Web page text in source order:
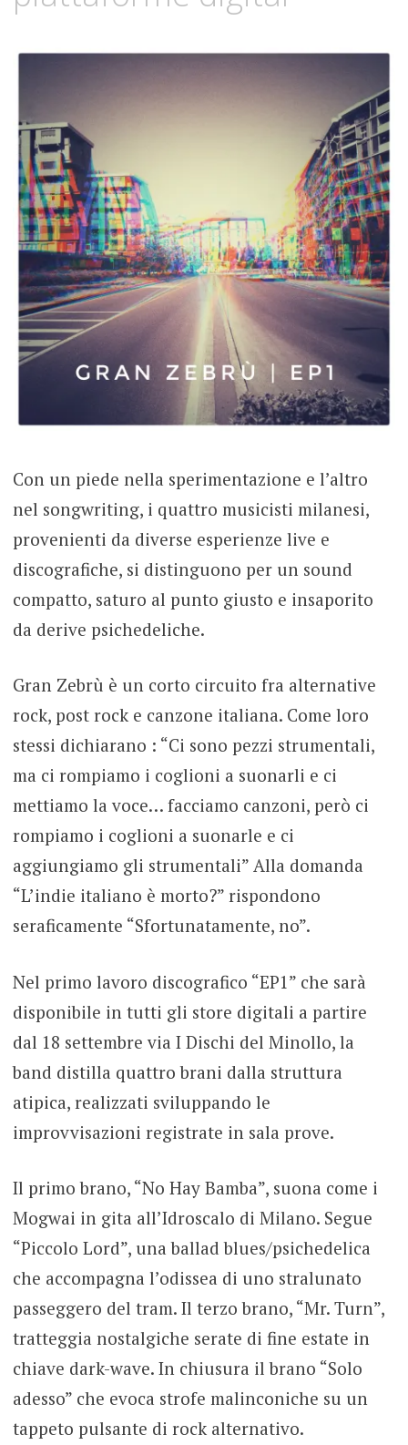
Con un piede nella sperimentazione e l’altro
nel songwriting, i quattro musicisti milanesi,
provenienti da diverse esperienze live e
discografiche, si distinguono per un sound
compatto, saturo al punto giusto e insaporito
da derive psichedeliche.
Gran Zebrù è un corto circuito fra alternative
rock, post rock e canzone italiana. Come loro
stessi dichiarano : “Ci sono pezzi strumentali,
ma ci rompiamo i coglioni a suonarli e ci
mettiamo la voce… facciamo canzoni, però ci
rompiamo i coglioni a suonarle e ci
aggiungiamo gli strumentali” Alla domanda
“L’indie italiano è morto?” rispondono
seraficamente “Sfortunatamente, no”.
Nel primo lavoro discografico “EP1” che sarà
disponibile in tutti gli store digitali a partire
dal 18 settembre via I Dischi del Minollo, la
band distilla quattro brani dalla struttura
atipica, realizzati sviluppando le
improvvisazioni registrate in sala prove.
Il primo brano, “No Hay Bamba”, suona come i
Mogwai in gita all’Idroscalo di Milano. Segue
“Piccolo Lord”, una ballad blues/psichedelica
che accompagna l’odissea di uno stralunato
passeggero del tram. Il terzo brano, “Mr. Turn”,
tratteggia nostalgiche serate di fine estate in
chiave dark-wave. In chiusura il brano “Solo
adesso” che evoca strofe malinconiche su un
tappeto pulsante di rock alternativo.